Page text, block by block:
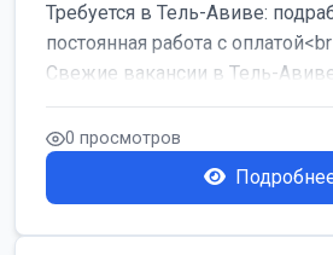
Требуется в Тель-Авиве:
постоянная работа с
Свежие вакансии в Тель-
женщин от хозя...
0 просмотров